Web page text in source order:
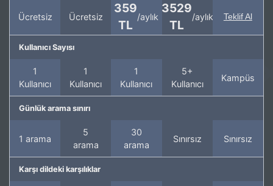
Ücretsiz Ücretsiz
359
TL
/aylık
3529
TL
/aylık Teklif Al
Kullanıcı Sayısı
1
Kullanıcı
1
Kullanıcı
1
Kullanıcı
5+
Kullanıcı
Kampüs
Günlük arama sınırı
1 arama
5
arama
30
arama
Sınırsız Sınırsız
Karşı dildeki karşılıklar